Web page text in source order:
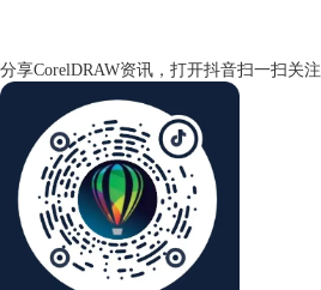
分享CorelDRAW资讯，打开抖音扫一扫关注